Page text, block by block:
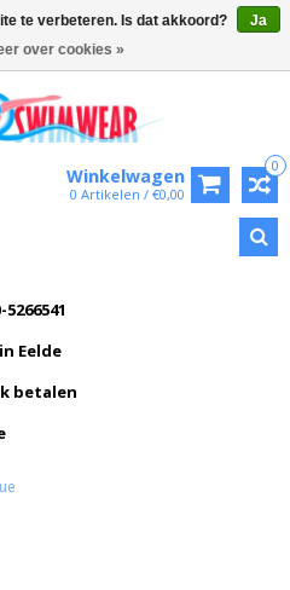
0
Winkelwagen
0 Artikelen / €0,00
Eelde
betalen
te verbeteren. Is dat akkoord?
Ja
over cookies »